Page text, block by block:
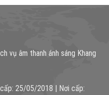
vụ âm thanh ánh sáng Khang
25/05/2018 | Nơi cấp: